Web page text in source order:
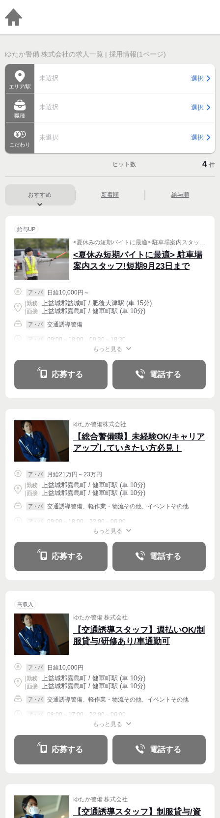
ゆたか警備 株式会社の求人一覧 | 採用情報(1ページ)
エリア/駅
未選択 選択
職種
未選択 選択
こだわり
未選択 選択
ヒット数 4 件
おすすめ 新着順 給与順
給与UP
<夏休みの短期バイトに最適> 駐車場案内スタッフ(短期7月11日～9月23日まで)
<夏休み短期バイトに最適> 駐車場
案内スタッフ!短期9月23日まで
ア・パ
日給10,000円～
|勤務 上益城郡益城町 / 肥後大津駅 (車 15分)
| 面接 | 上益城郡嘉島町 / 健軍町駅 (車 10分)
ア・パ 交通誘導警備
ア・パ 09:00～18:00、09:30～18:30
もっと見る
応募する 電話する
ゆたか警備株式会社
【総合警備職】未経験OK/キャリア
アップしていきたい方必見！
ア・パ
月給21万円～23万円
|勤務 上益城郡嘉島町 / 健軍町駅 (車 10分)
| 面接 | 上益城郡嘉島町 / 健軍町駅 (車 10分)
ア・パ 交通誘導警備、軽作業・物流その他、イベントその他
ア・パ 09:00～18:00、22:00～06:00
もっと見る
応募する 電話する
高収入
ゆたか警備 株式会社
【交通誘導スタッフ】週払いOK/制
服貸与/研修あり/車通勤可
ア・パ
日給10,000円
|勤務 上益城郡嘉島町 / 健軍町駅 (車 10分)
| 面接 | 上益城郡嘉島町 / 健軍町駅 (車 10分)
ア・パ 交通誘導警備、軽作業・物流その他、イベントその他
ア・パ 08:00～17:00、22:00～06:00
もっと見る
応募する 電話する
ゆたか警備 株式会社
【交通誘導スタッフ】制服貸与/資